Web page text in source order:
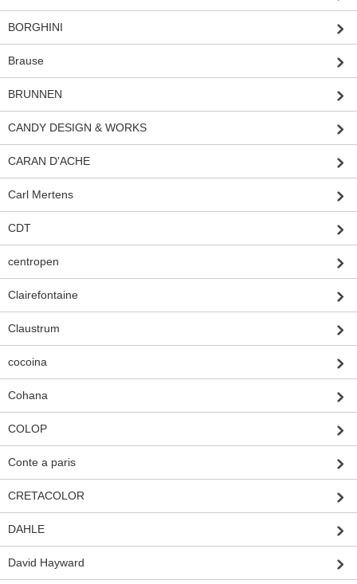
BORGHINI
Brause
BRUNNEN
CANDY DESIGN & WORKS
CARAN D'ACHE
Carl Mertens
CDT
centropen
Clairefontaine
Claustrum
cocoina
Cohana
COLOP
Conte a paris
CRETACOLOR
DAHLE
David Hayward